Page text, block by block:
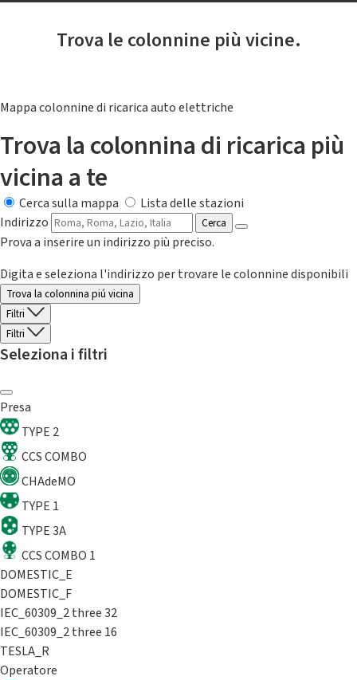
Trova le colonnine più vicine.
Mappa colonnine di ricarica auto elettriche
Trova la colonnina di ricarica più
vicina a te
Cerca sulla mappa
Lista delle stazioni
Indirizzo
Cerca
Prova a inserire un indirizzo più preciso.
Digita e seleziona l'indirizzo per trovare le colonnine disponibili
Trova la colonnina piú vicina
Filtri
Filtri
Seleziona i filtri
Presa
TYPE 2
CCS COMBO
CHAdeMO
TYPE 1
TYPE 3A
CCS COMBO 1
DOMESTIC_E
DOMESTIC_F
IEC_60309_2 three 32
IEC_60309_2 three 16
TESLA_R
Operatore